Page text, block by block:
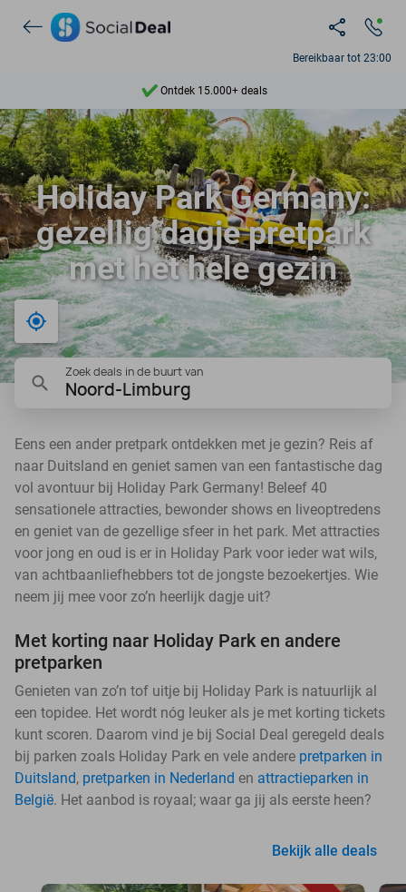
Bereikbaar tot 23:00
Ontdek 15.000+ deals
7 dagen per week beschikbaar
10+ miljoen leden
9,4
Ontdek 15.000+ deals
Holiday Park Germany:
gezellig dagje pretpark
met het hele gezin
Bij mij in de buurt
Zoek deals in de buurt van
Noord-Limburg
Eens een ander pretpark ontdekken met je gezin? Reis af
naar Duitsland en geniet samen van een fantastische dag
vol avontuur bij Holiday Park Germany! Beleef 40
sensationele attracties, bewonder shows en liveoptredens
en geniet van de gezellige sfeer in het park. Met attracties
voor jong en oud is er in Holiday Park voor ieder wat wils,
van achtbaanliefhebbers tot de jongste bezoekertjes. Wie
neem jij mee voor zo’n heerlijk dagje uit?
Met korting naar Holiday Park en andere
pretparken
Genieten van zo’n tof uitje bij Holiday Park is natuurlijk al
een topidee. Het wordt nóg leuker als je met korting tickets
kunt scoren. Daarom vind je bij Social Deal geregeld deals
bij parken zoals Holiday Park en vele andere pretparken in
Duitsland, pretparken in Nederland en attractieparken in
België. Het aanbod is royaal; waar ga jij als eerste heen?
Bekijk alle deals